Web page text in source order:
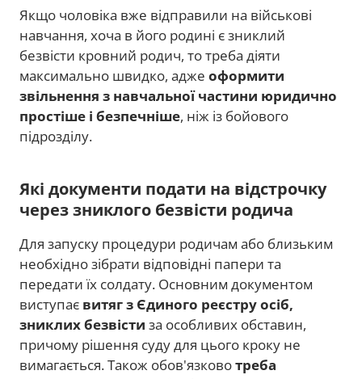
Якщо чоловіка вже відправили на військові
навчання, хоча в його родині є зниклий
безвісти кровний родич, то треба діяти
максимально швидко, адже оформити
звільнення з навчальної частини юридично
простіше і безпечніше, ніж із бойового
підрозділу.
Які документи подати на відстрочку
через зниклого безвісти родича
Для запуску процедури родичам або близьким
необхідно зібрати відповідні папери та
передати їх солдату. Основним документом
виступає витяг з Єдиного реєстру осіб,
зниклих безвісти за особливих обставин,
причому рішення суду для цього кроку не
вимагається. Також обов'язковотреба